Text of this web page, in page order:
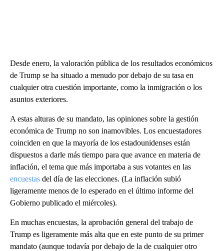
Desde enero, la valoración pública de los resultados económicos
de Trump se ha situado a menudo por debajo de su tasa en
cualquier otra cuestión importante, como la inmigración o los
asuntos exteriores.
A estas alturas de su mandato, las opiniones sobre la gestión
económica de Trump no son inamovibles. Los encuestadores
coinciden en que la mayoría de los estadounidenses están
dispuestos a darle más tiempo para que avance en materia de
inflación, el tema que más importaba a sus votantes en las
encuestas del día de las elecciones. (La inflación subió
ligeramente menos de lo esperado en el último informe del
Gobierno publicado el miércoles).
En muchas encuestas, la aprobación general del trabajo de
Trump es ligeramente más alta que en este punto de su primer
mandato (aunque todavía por debajo de la de cualquier otro